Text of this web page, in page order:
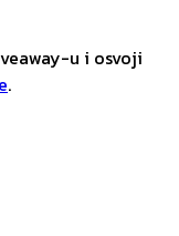
u i osvoji
.